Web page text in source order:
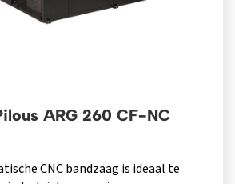
ARG 260 CF-NC
CNC bandzaag is ideaal te